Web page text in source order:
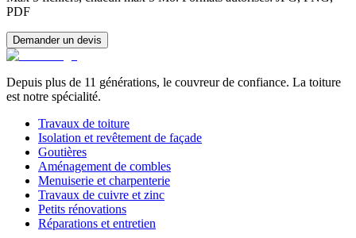
PDF
Demander un devis
Depuis plus de 11 générations, le couvreur de confiance. La toiture
est notre spécialité.
Travaux de toiture
Isolation et revêtement de façade
Goutières
Aménagement de combles
Menuiserie et charpenterie
Travaux de cuivre et zinc
Petits rénovations
Réparations et entretien